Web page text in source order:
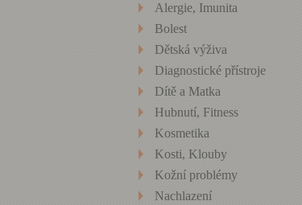
Alergie, Imunita
Bolest
Dětská výživa
Diagnostické přístroje
Dítě a Matka
Hubnutí, Fitness
Kosmetika
Kosti, Klouby
Kožní problémy
Nachlazení